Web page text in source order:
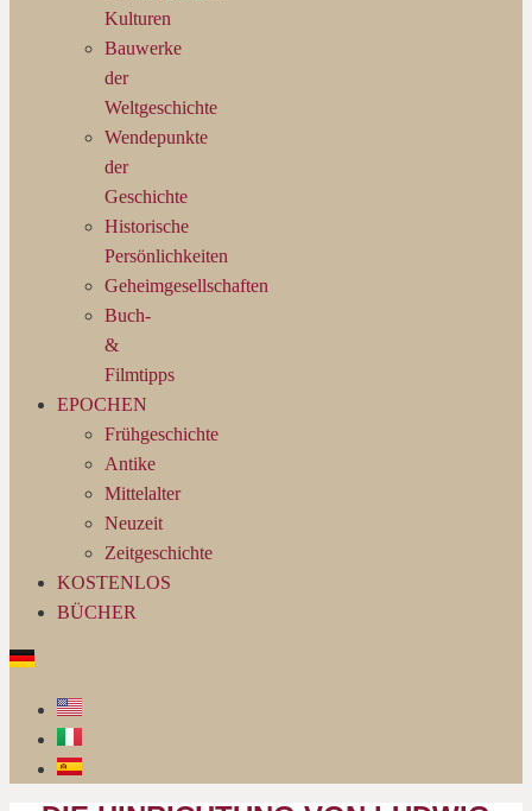
Kulturen
Bauwerke
der
Weltgeschichte
Wendepunkte
der
Geschichte
Historische
Persönlichkeiten
Geheimgesellschaften
Buch-
&
Filmtipps
EPOCHEN
Frühgeschichte
Antike
Mittelalter
Neuzeit
Zeitgeschichte
KOSTENLOS
BÜCHER